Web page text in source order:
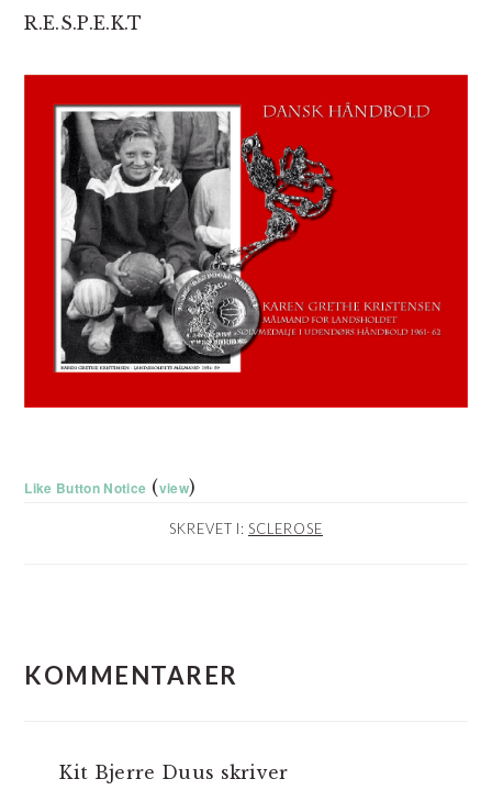
R.E.S.P.E.K.T
Like Button Notice (view)
SKREVET I: SCLEROSE
KOMMENTARER
Kit Bjerre Duus skriver